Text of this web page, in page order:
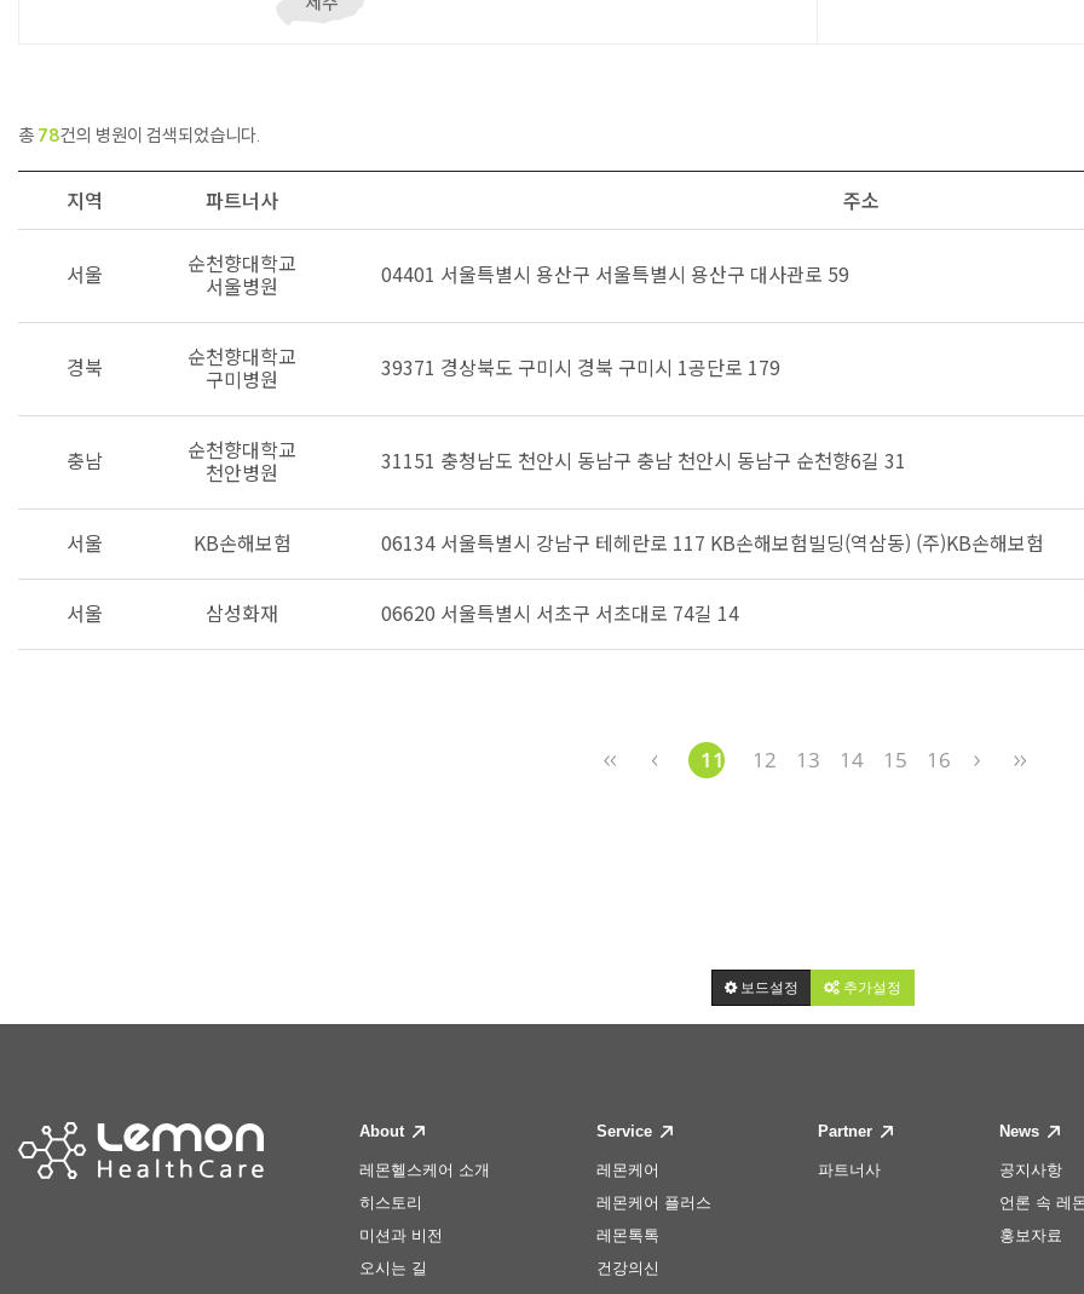
총 78건의 병원이 검색되었습니다.
지역 파트너사 주소
서울 순천향대학교
서울병원 04401 서울특별시 용산구 서울특별시 용산구 대사관로 59
경북 순천향대학교
구미병원 39371 경상북도 구미시 경북 구미시 1공단로 179
충남 순천향대학교
천안병원 31151 충청남도 천안시 동남구 충남 천안시 동남구 순천향6길 31
서울 KB손해보험 06134 서울특별시 강남구 테헤란로 117 KB손해보험빌딩(역삼동) (주)KB손해보험
서울 삼성화재 06620 서울특별시 서초구 서초대로 74길 14
11 12 13 14 15 16
보드설정 추가설정
About
레몬헬스케어 소개
히스토리
미션과 비전
오시는 길
Service
레몬케어
레몬케어 플러스
레몬톡톡
건강의신
Partner
파트너사
News
공지사항
언론 속 레
홍보자료